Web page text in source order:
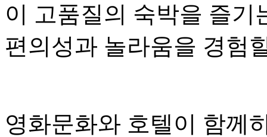
이 고품질의 숙박을 즐기
편의성과 놀라움을 경험
영화문화와 호텔이 함께